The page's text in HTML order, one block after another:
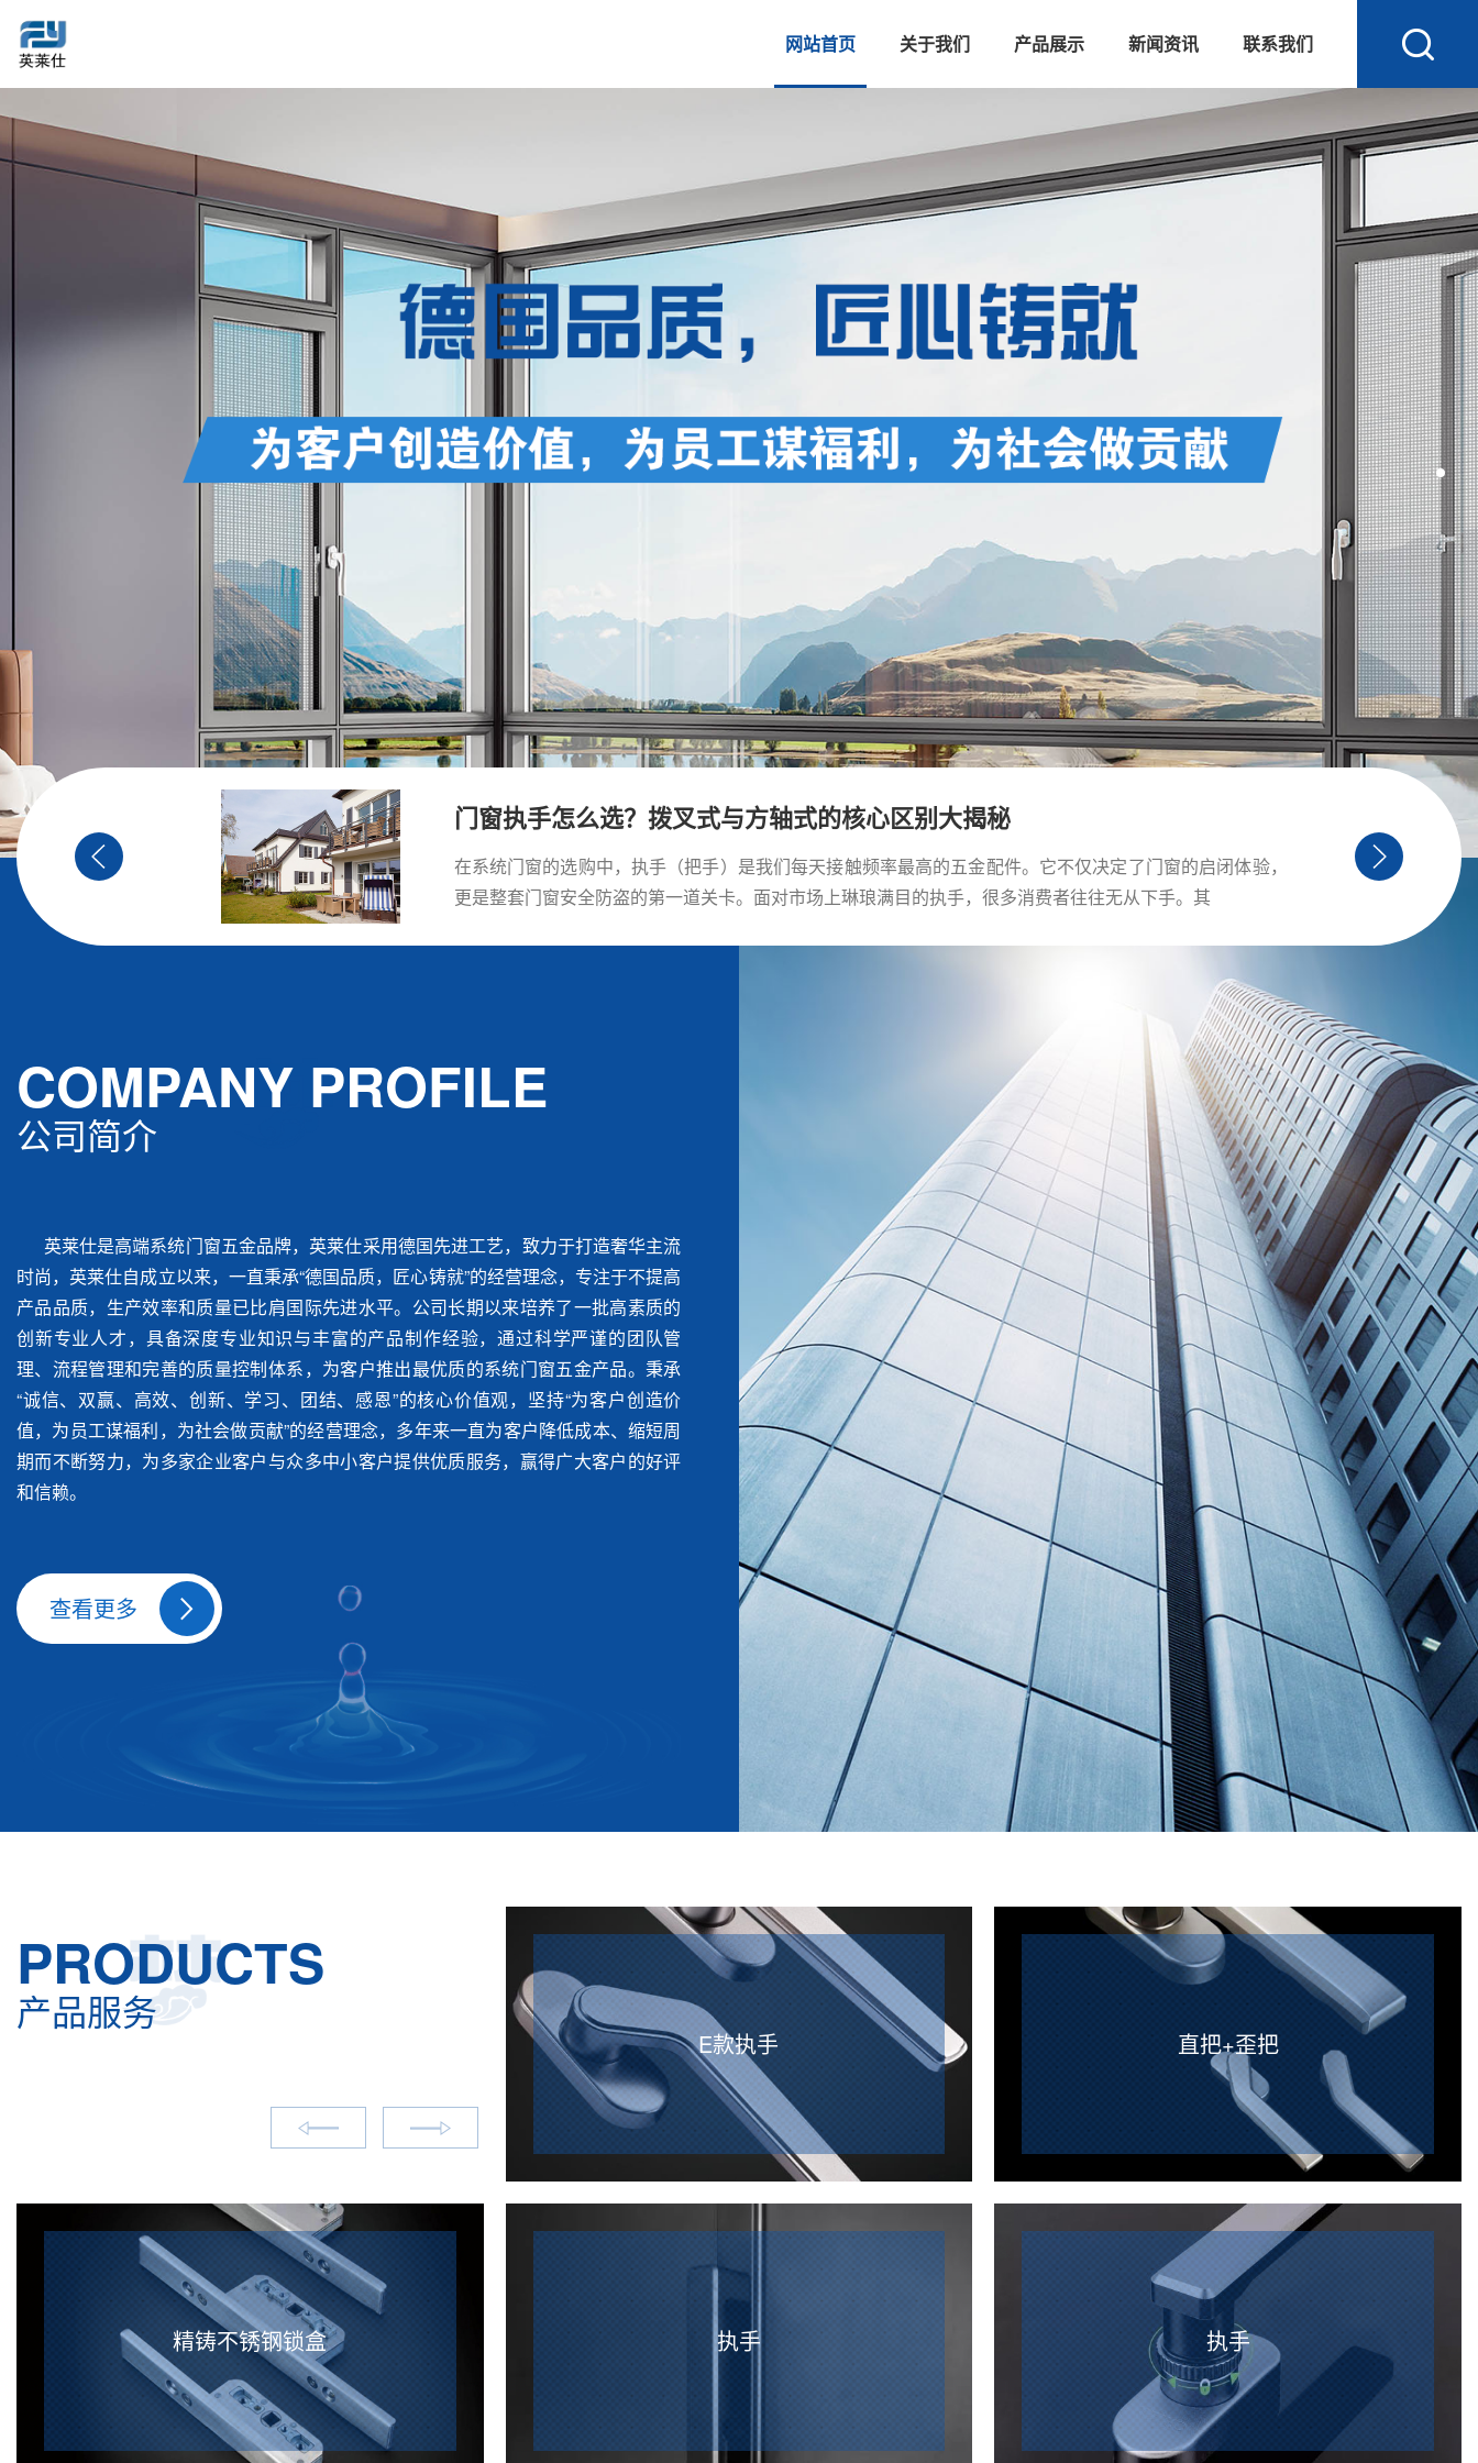
网站首页 关于我们 产品展示 新闻资讯 联系我们
口部位，是抵御
立面和
门窗执手怎么选？拨叉式与方轴式的核心区别大揭秘
在系统门窗的选购中，执手（把手）是我们每天接触频率最高的五金配件。它不仅决定了门窗的启闭体验，
更是整套门窗安全防盗的第一道关卡。面对市场上琳琅满目的执手，很多消费者往往无从下手。其
COMPANY PROFILE
公司简介
英莱仕是高端系统门窗五金品牌，英莱仕采用德国先进工艺，致力于打造奢华主流
时尚，英莱仕自成立以来，一直秉承“德国品质，匠心铸就”的经营理念，专注于不提高
产品品质，生产效率和质量已比肩国际先进水平。公司长期以来培养了一批高素质的
创新专业人才，具备深度专业知识与丰富的产品制作经验，通过科学严谨的团队管
理、流程管理和完善的质量控制体系，为客户推出最优质的系统门窗五金产品。秉承
“诚信、双赢、高效、创新、学习、团结、感恩”的核心价值观，坚持“为客户创造价
值，为员工谋福利，为社会做贡献”的经营理念，多年来一直为客户降低成本、缩短周
期而不断努力，为多家企业客户与众多中小客户提供优质服务，赢得广大客户的好评
和信赖。
查看更多
PRODUCTS
产品服务
E款执手 直把+歪把
精铸不锈钢锁盒 执手 执手